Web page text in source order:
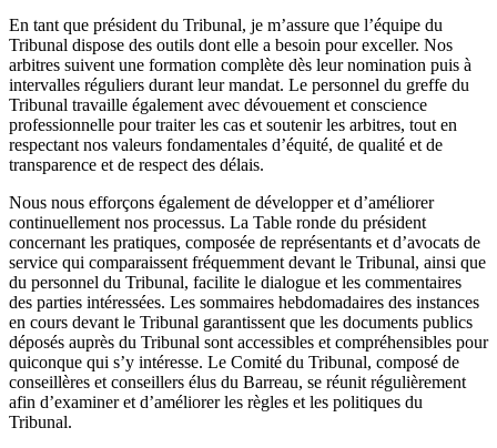
En tant que président du Tribunal, je m’assure que l’équipe du
Tribunal dispose des outils dont elle a besoin pour exceller. Nos
arbitres suivent une formation complète dès leur nomination puis à
intervalles réguliers durant leur mandat. Le personnel du greffe du
Tribunal travaille également avec dévouement et conscience
professionnelle pour traiter les cas et soutenir les arbitres, tout en
respectant nos valeurs fondamentales d’équité, de qualité et de
transparence et de respect des délais.
Nous nous efforçons également de développer et d’améliorer
continuellement nos processus. La Table ronde du président
concernant les pratiques, composée de représentants et d’avocats de
service qui comparaissent fréquemment devant le Tribunal, ainsi que
du personnel du Tribunal, facilite le dialogue et les commentaires
des parties intéressées. Les sommaires hebdomadaires des instances
en cours devant le Tribunal garantissent que les documents publics
déposés auprès du Tribunal sont accessibles et compréhensibles pour
quiconque qui s’y intéresse. Le Comité du Tribunal, composé de
conseillères et conseillers élus du Barreau, se réunit régulièrement
afin d’examiner et d’améliorer les règles et les politiques du
Tribunal.